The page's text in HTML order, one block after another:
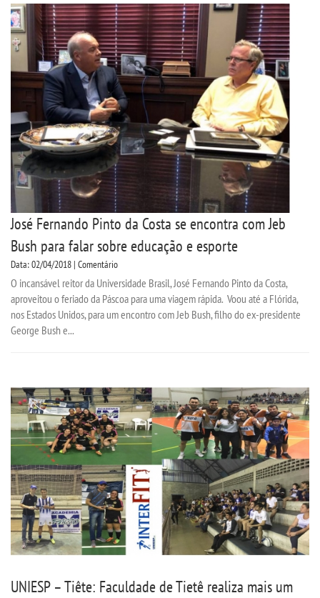
José Fernando Pinto da Costa se encontra com Jeb
Bush para falar sobre educação e esporte
Data: 02/04/2018 | Comentário
O incansável reitor da Universidade Brasil, José Fernando Pinto da Costa,
aproveitou o feriado da Páscoa para uma viagem rápida. Voou até a Flórida,
nos Estados Unidos, para um encontro com Jeb Bush, filho do ex-presidente
George Bush e...
UNIESP – Tiête: Faculdade de Tietê realiza mais um